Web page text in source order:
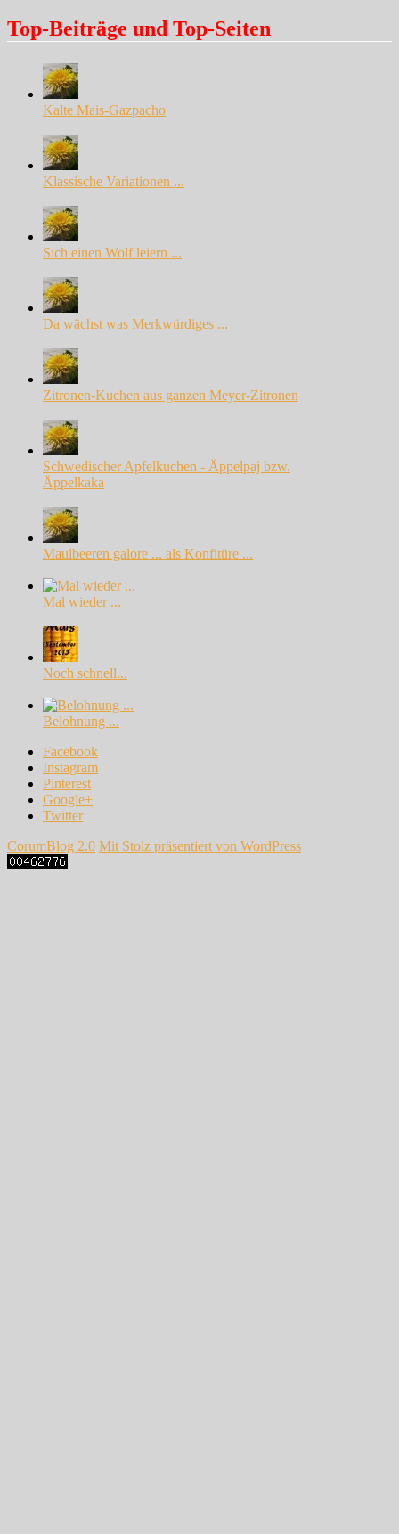
Top-Beiträge und Top-Seiten
Kalte Mais-Gazpacho
Klassische Variationen ...
Sich einen Wolf leiern ...
Da wächst was Merkwürdiges ...
Zitronen-Kuchen aus ganzen Meyer-Zitronen
Schwedischer Apfelkuchen - Äppelpaj bzw.
Äppelkaka
Maulbeeren galore ... als Konfitüre ...
Mal wieder ...
Noch schnell...
Belohnung ...
Facebook
Instagram
Pinterest
Google+
Twitter
CorumBlog 2.0 Mit Stolz präsentiert von WordPress